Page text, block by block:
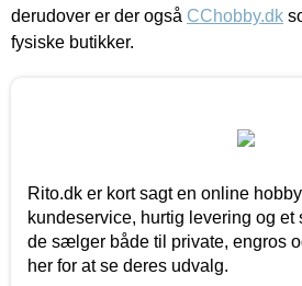
derudover er der også CChobby.dk
fysiske butikker.
Rito.dk er kort sagt en online
kundeservice, hurtig levering og et
de sælger både til private, engros
her for at se deres udvalg.